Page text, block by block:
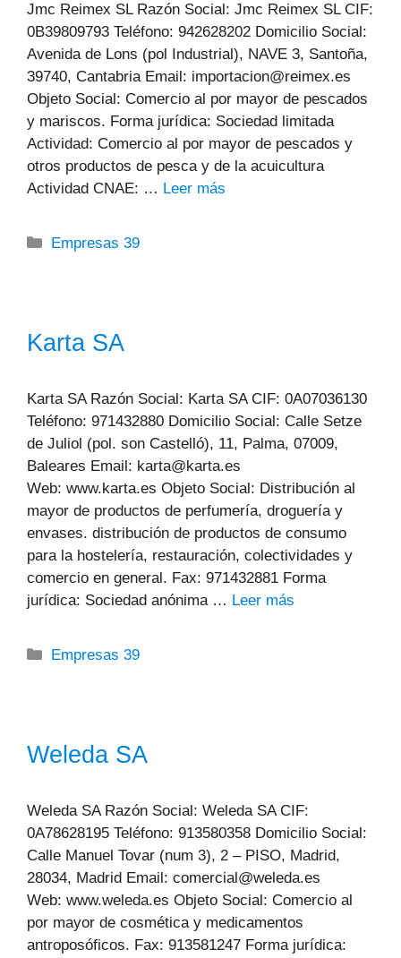
Jmc Reimex SL Razón Social: Jmc Reimex SL CIF:
0B39809793 Teléfono: 942628202 Domicilio Social:
Avenida de Lons (pol Industrial), NAVE 3, Santoña,
39740, Cantabria Email: importacion@reimex.es
Objeto Social: Comercio al por mayor de pescados
y mariscos. Forma jurídica: Sociedad limitada
Actividad: Comercio al por mayor de pescados y
otros productos de pesca y de la acuicultura
Actividad CNAE: … Leer más
Categorías
Empresas 39
Karta SA
Karta SA Razón Social: Karta SA CIF: 0A07036130
Teléfono: 971432880 Domicilio Social: Calle Setze
de Juliol (pol. son Castelló), 11, Palma, 07009,
Baleares Email: karta@karta.es
Web: www.karta.es Objeto Social: Distribución al
mayor de productos de perfumería, droguería y
envases. distribución de productos de consumo
para la hostelería, restauración, colectividades y
comercio en general. Fax: 971432881 Forma
jurídica: Sociedad anónima … Leer más
Categorías
Empresas 39
Weleda SA
Weleda SA Razón Social: Weleda SA CIF:
0A78628195 Teléfono: 913580358 Domicilio Social:
Calle Manuel Tovar (num 3), 2 – PISO, Madrid,
28034, Madrid Email: comercial@weleda.es
Web: www.weleda.es Objeto Social: Comercio al
por mayor de cosmética y medicamentos
antroposóficos. Fax: 913581247 Forma jurídica: